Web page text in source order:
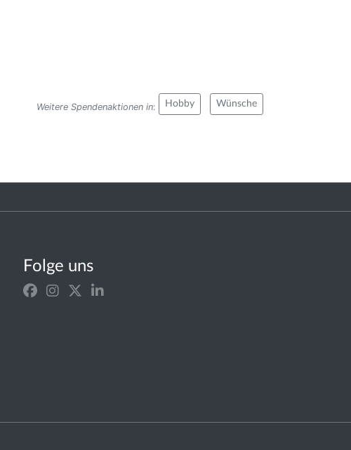
Weitere Spendenaktionen in: Hobby Wünsche
Folge uns